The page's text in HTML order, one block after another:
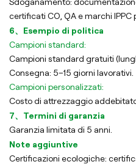
certificati CO, QA e marchi IPPC
6、Esempio di politica
Campioni standard:
Campioni standard gratuiti
Consegna: 5–15 giorni lavorativi.
Campioni personalizzati:
Costo di attrezzaggio
7、Termini di garanzia
Garanzia limitata di 5 anni.
Note aggiuntive
Certificazioni ecologiche: